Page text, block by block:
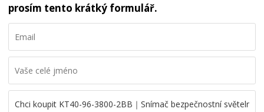
prosím tento krátký formulář.